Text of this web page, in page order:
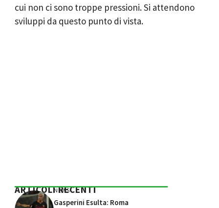
cui non ci sono troppe pressioni. Si attendono
sviluppi da questo punto di vista.
ARTICOLI RECENTI
NEWS
Gasperini Esulta: Roma